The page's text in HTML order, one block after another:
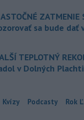
ZATMENIE
sa bude dať
TEPLOTNÝ
v Dolných
Kvízy Podcasty Rok